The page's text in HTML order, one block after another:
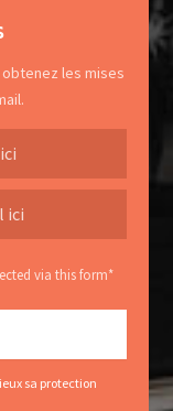
les mises
via this form*
sa protection